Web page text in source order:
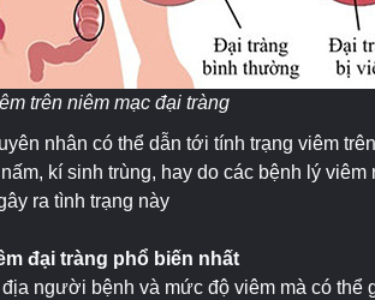
trên niêm mạc đại tràng
nhân có thể dẫn tới tính trạng viêm
kí sinh trùng, hay do các bệnh lý
ra tình trạng này
đại tràng phổ biến nhất
người bệnh và mức độ viêm mà có